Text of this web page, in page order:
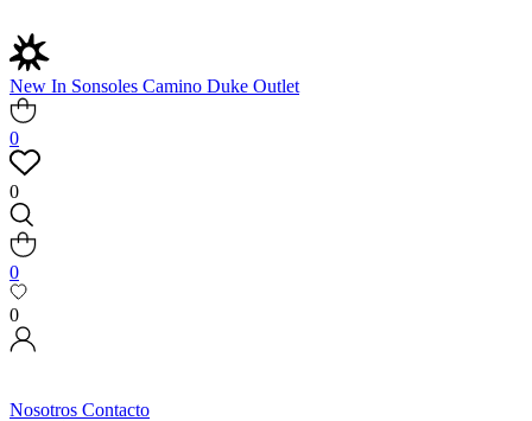
New In Sonsoles Camino Duke Outlet
0
0
0
0
Nosotros Contacto